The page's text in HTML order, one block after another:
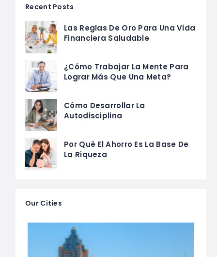
Recent Posts
Las Reglas De Oro Para Una Vida
Financiera Saludable
¿Cómo Trabajar La Mente Para
Lograr Más Que Una Meta?
Cómo Desarrollar La
Autodisciplina
Por Qué El Ahorro Es La Base De
La Riqueza
Our Cities